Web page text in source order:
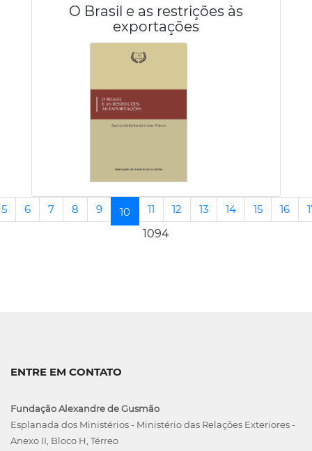
O Brasil e as restrições às
exportações
5 6 7 8 9 10(current)
11 12 13 14 15 16
1094
ENTRE EM CONTATO
Fundação Alexandre de Gusmão
Esplanada dos Ministérios - Ministério das Relações Exteriores -
Anexo II, Bloco H, Térreo